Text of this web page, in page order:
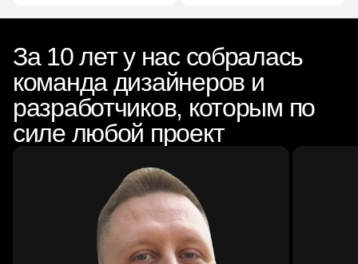
За 10 лет у нас собралась
команда дизайнеров и
разработчиков, которым по
силе любой проект